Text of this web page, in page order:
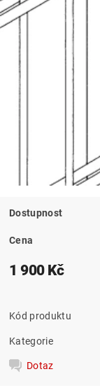
Dostupnost
Cena
1 900 Kč
Kód produktu
Kategorie
Dotaz